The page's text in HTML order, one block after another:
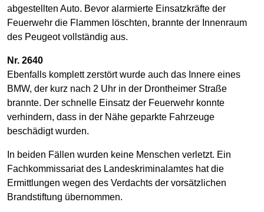
abgestellten Auto. Bevor alarmierte Einsatzkräfte der
Feuerwehr die Flammen löschten, brannte der Innenraum
des Peugeot vollständig aus.
Nr. 2640
Ebenfalls komplett zerstört wurde auch das Innere eines
BMW, der kurz nach 2 Uhr in der Drontheimer Straße
brannte. Der schnelle Einsatz der Feuerwehr konnte
verhindern, dass in der Nähe geparkte Fahrzeuge
beschädigt wurden.
In beiden Fällen wurden keine Menschen verletzt. Ein
Fachkommissariat des Landeskriminalamtes hat die
Ermittlungen wegen des Verdachts der vorsätzlichen
Brandstiftung übernommen.